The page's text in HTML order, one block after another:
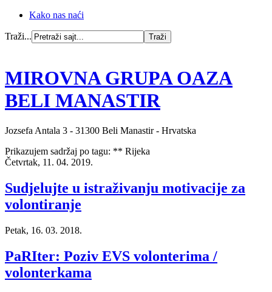
Kako nas naći
Traži...
MIROVNA GRUPA OAZA
BELI MANASTIR
Jozsefa Antala 3 - 31300 Beli Manastir - Hrvatska
Prikazujem sadržaj po tagu: ** Rijeka
Četvrtak, 11. 04. 2019.
Sudjelujte u istraživanju motivacije za
volontiranje
Petak, 16. 03. 2018.
PaRIter: Poziv EVS volonterima /
volonterkama